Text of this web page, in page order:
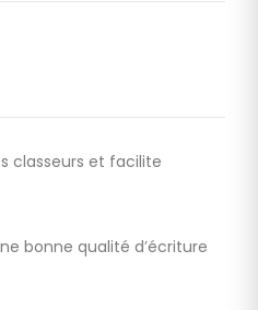
classeurs et facilite
bonne qualité d’écriture